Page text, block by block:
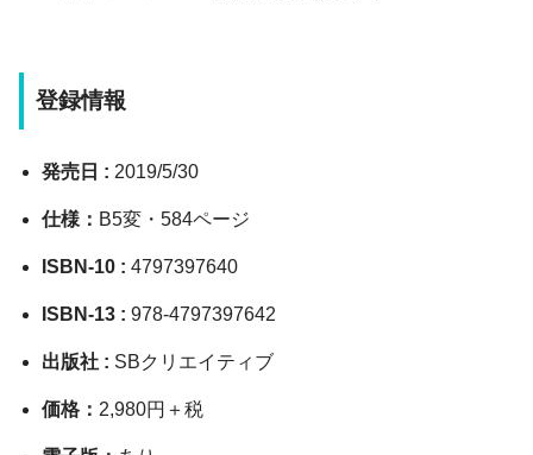
登録情報
発売日 : 2019/5/30
仕様： B5変・584ページ
ISBN-10 :4797397640
ISBN-13 :978-4797397642
出版社 : SBクリエイティブ
価格： 2,980円＋税